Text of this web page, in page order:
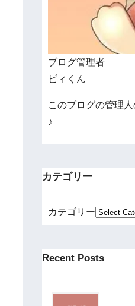
ブログ管理者
ビィくん
このブログの管理
♪
カテゴリー
カテゴリー
Recent Posts